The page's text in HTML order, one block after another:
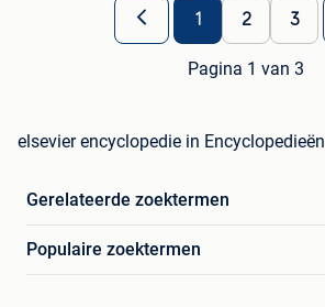
1 2 3
Pagina 1 van 3
elsevier encyclopedie in Encyclopedieën
Gerelateerde zoektermen
Populaire zoektermen